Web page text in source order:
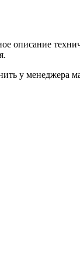
описание
у менеджера